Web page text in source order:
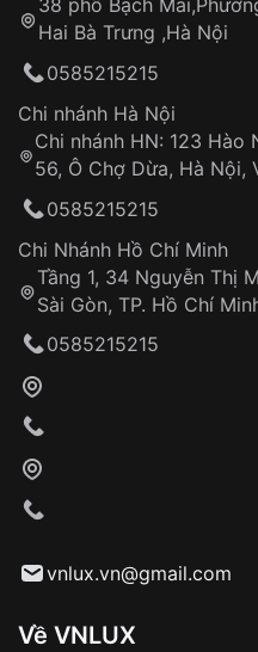
Hotline: 0585 215 215
Từ khóa SEO:
Khách hàng kiểm
Từ khóa SEO:
Tự ý sửa chữa
thống VNLUX
Đảm bảo quyền lợi
Đồng hành cùng
trình sử dụng
38 phố Bạch
Hai Bà Trưng ,Hà Nội
0585215215
Chi nhánh Hà Nội
Chi nhánh HN: 123 Hào
56, Ô Chợ Dừa, Hà Nội,
0585215215
Chi Nhánh Hồ Chí Minh
Tầng 1, 34 Nguyễn Thị
Sài Gòn, TP. Hồ Chí
0585215215
vnlux.vn@gmail.com
Về VNLUX